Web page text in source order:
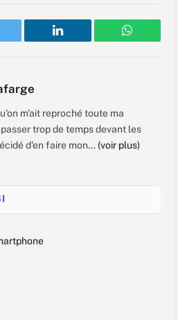
LinkedIn
m'ait reproché toute ma
trop de temps devant les
d'en faire mon... (voir plus)